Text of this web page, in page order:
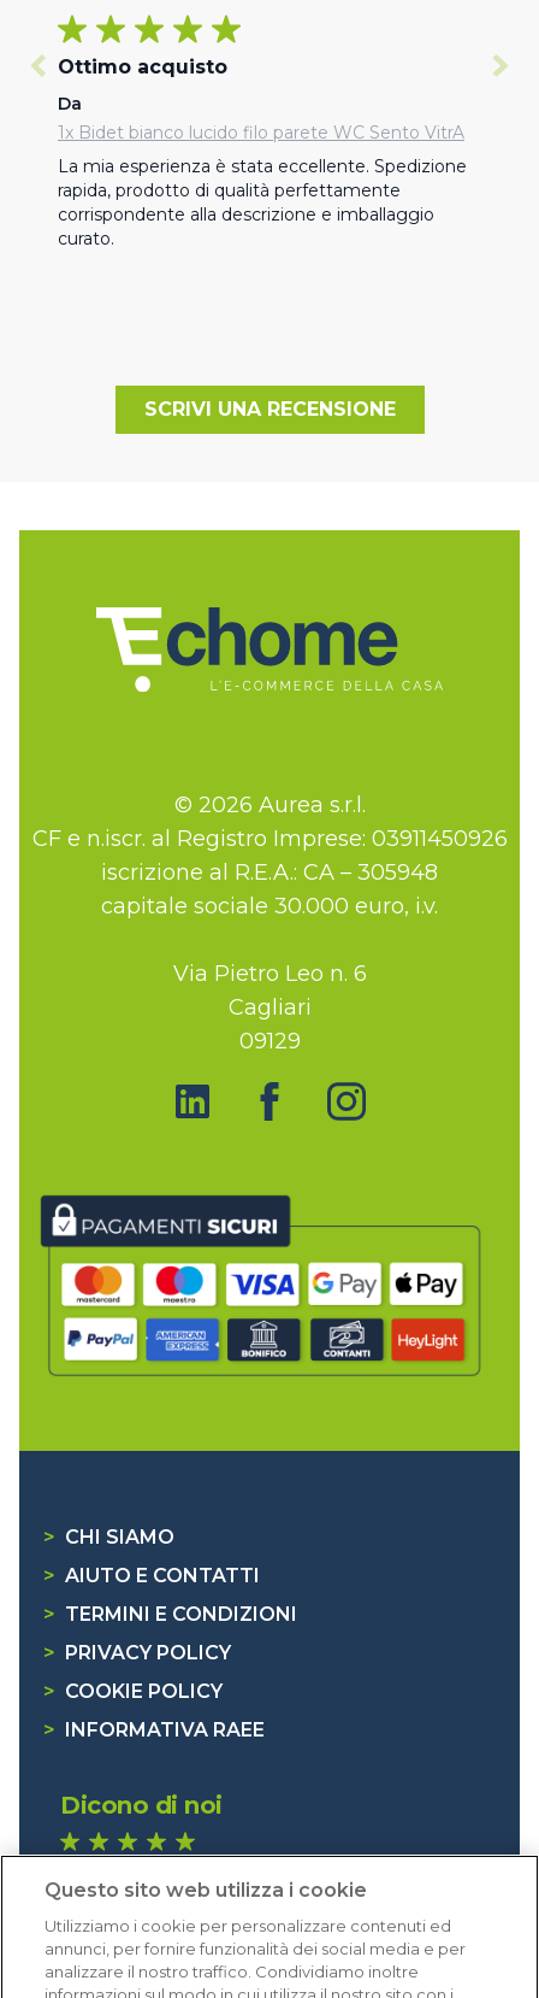
Ottimo acquisto
Da
1x Bidet bianco lucido filo parete WC Sento VitrA
La mia esperienza è stata eccellente. Spedizione
rapida, prodotto di qualità perfettamente
corrispondente alla descrizione e imballaggio
curato.
SCRIVI UNA RECENSIONE
© 2026 Aurea s.r.l.
CF e n.iscr. al Registro Imprese: 03911450926
iscrizione al R.E.A.: CA – 305948
capitale sociale 30.000 euro, i.v.
Via Pietro Leo n. 6
Cagliari
09129
> CHI SIAMO
> AIUTO E CONTATTI
> TERMINI E CONDIZIONI
>
PRIVACY POLICY
> COOKIE POLICY
>
INFORMATIVA RAEE
Dicono di noi
Eccellente (4,8)
Acquisti verificati
Questo sito web utilizza i cookie
Utilizziamo i cookie per personalizzare contenuti ed
annunci, per fornire funzionalità dei social media e per
analizzare il nostro traffico. Condividiamo inoltre